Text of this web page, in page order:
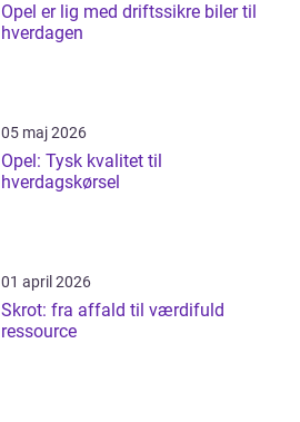
Opel er lig med driftssikre biler til
hverdagen
05 maj 2026
Opel: Tysk kvalitet til
hverdagskørsel
01 april 2026
Skrot: fra affald til værdifuld
ressource